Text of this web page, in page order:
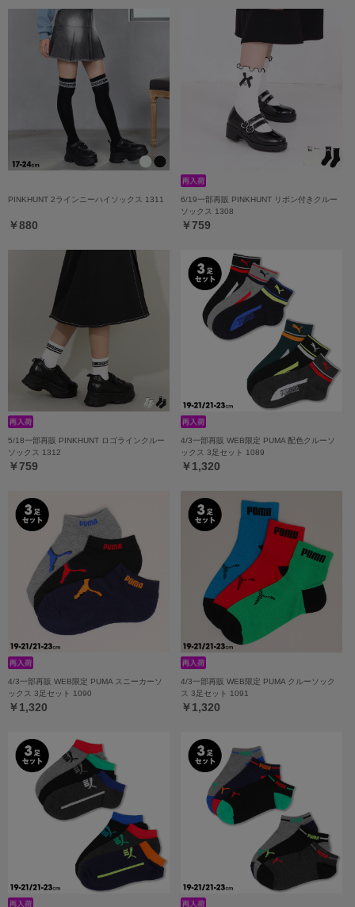
PINKHUNT 2ラインニーハイソックス 1311
￥880
6/19一部再販 PINKHUNT リボン付きクルー
ソックス 1308
￥759
5/18一部再販 PINKHUNT ロゴラインクルー
ソックス 1312
￥759
4/3一部再販 WEB限定 PUMA 配色クルーソ
ックス 3足セット 1089
￥1,320
4/3一部再販 WEB限定 PUMA スニーカーソ
ックス 3足セット 1090
￥1,320
4/3一部再販 WEB限定 PUMA クルーソック
ス 3足セット 1091
￥1,320